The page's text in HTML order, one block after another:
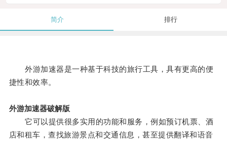
简介 排行
外游加速器是一种基于科技的旅行工具，具有更高的便
捷性和效率。
外游加速器破解版
它可以提供很多实用的功能和服务，例如预订机票、酒
店和租车，查找旅游景点和交通信息，甚至提供翻译和语音